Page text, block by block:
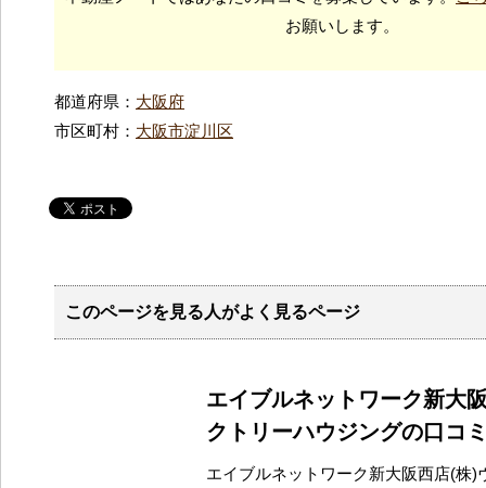
お願いします。
都道府県： 大阪府
市区町村： 大阪市淀川区
このページを見る人がよく見るページ
エイブルネットワーク新大
クトリーハウジングの口コ
エイブルネットワーク新大阪西店(株)